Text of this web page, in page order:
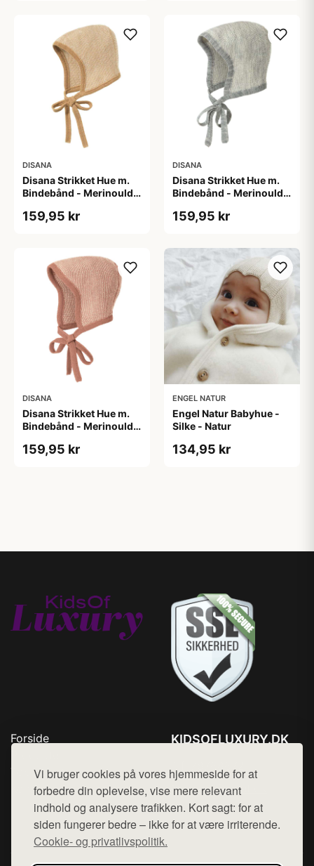
Vi bruger cookies på vores hjemmeside for at
forbedre din oplevelse, vise mere relevant
indhold og analysere trafikken. Kort sagt: for at
siden fungerer bedre – ikke for at være irriterende.
Cookie- og privatlivspolitik.
DISANA
Disana Strikket Hue m.
Bindebånd - Merinould -
159,95 kr
DISANA
Disana Strikket Hue m.
Bindebånd - Merinould -
159,95 kr
DISANA
Disana Strikket Hue m.
Bindebånd - Merinould -
159,95 kr
ENGEL NATUR
Engel Natur Babyhue -
Silke - Natur
134,95 kr
Forside
Top Rabatter
Kontakt
KIDSOFLUXURY.DK
Mail: hej@want.dk
Cookie- og privatlivspolitik